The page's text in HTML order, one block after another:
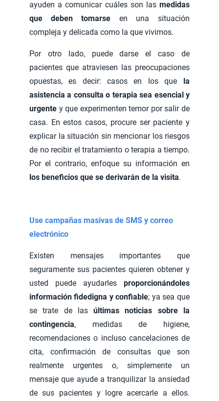
ayuden a comunicar cuáles son las medidas
que deben tomarse en una situación
compleja y delicada como la que vivimos.
Por otro lado, puede darse el caso de
pacientes que atraviesen las preocupaciones
opuestas, es decir: casos en los que la
asistencia a consulta o terapia sea esencial y
urgente y que experimenten temor por salir de
casa. En estos casos, procure ser paciente y
explicar la situación sin mencionar los riesgos
de no recibir el tratamiento o terapia a tiempo.
Por el contrario, enfoque su información en
los beneficios que se derivarán de la visita.
Use campañas masivas de SMS y correo
electrónico
Existen mensajes importantes que
seguramente sus pacientes quieren obtener y
usted puede ayudarles proporcionándoles
información fidedigna y confiable; ya sea que
se trate de las últimas noticias sobre la
contingencia, medidas de higiene,
recomendaciones o incluso cancelaciones de
cita, confirmación de consultas que son
realmente urgentes o, simplemente un
mensaje que ayude a tranquilizar la ansiedad
de sus pacientes y logre acercarle a ellos.